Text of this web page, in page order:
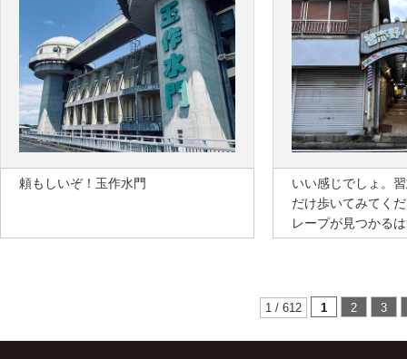
頼もしいぞ！玉作水門
いい感じでしょ。
だけ歩いてみてく
レープが見つかる
1 / 612 1 2 3